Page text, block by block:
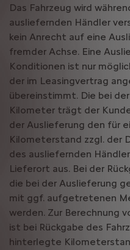
Das Fahrzeug wird
ausliefernden Händler
kein Anrecht auf eine
fremder Achse. Eine
Konditionen ist nur
der im Leasingvertrag
übereinstimmt. Die bei
Kilometer trägt der
der Auslieferung den für
Kilometerstand zzgl. der
des ausliefernden
Lieferort aus. Bei der
die bei der Auslieferung
mit ggf. aufgetretenen
werden. Zur Berechnung
ist bei Rückgabe des
hinterlegte